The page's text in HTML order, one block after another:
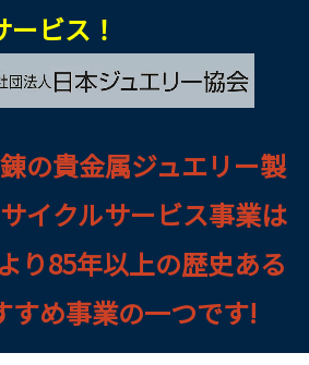
ービス！
の貴金属ジュエリー製
イクルサービス事業は
り85年以上の歴史ある
すめ事業の一つです!